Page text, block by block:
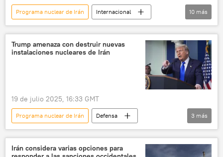
Programa nuclear de Irán
Internacional
política
Irán
Teherán
Ministerio de Asuntos Exteriores de Irán
Organismo Internacional de Energía Atómica (OIEA)
negociaciones
conversaciones
10 más
Trump amenaza con destruir nuevas
instalaciones nucleares de Irán
19 de julio 2025, 16:33 GMT
Programa nuclear de Irán
Defensa
Donald Trump
Irán EEUU
3 más
Irán considera varias opciones para